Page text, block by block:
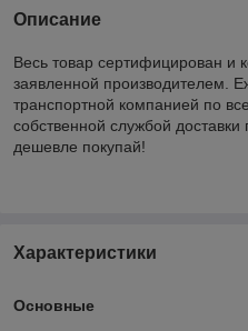
Описание
Весь товар сертифицирован и
заявленной производителем.
транспортной компанией по
собственной службой
дешевле покупай!
Характеристики
Основные